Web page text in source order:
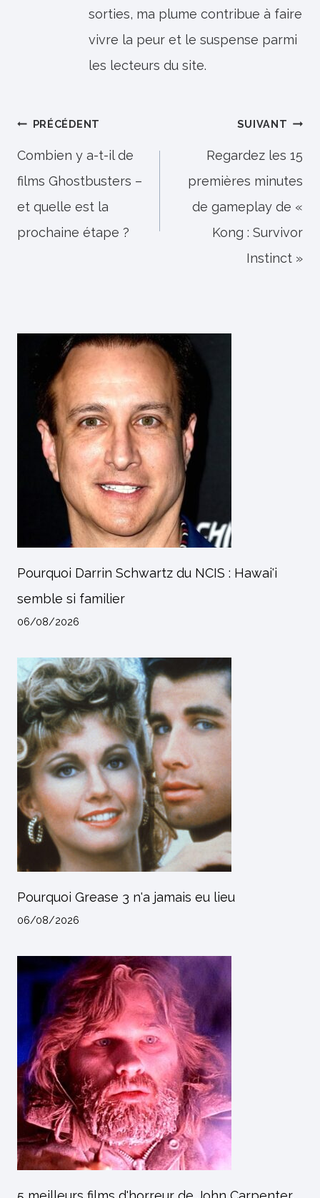
sorties, ma plume contribue à faire
vivre la peur et le suspense parmi
les lecteurs du site.
Navigation
de
l’article
PRÉCÉDENT
Combien y a-t-il de
films Ghostbusters –
et quelle est la
prochaine étape ?
SUIVANT
Regardez les 15
premières minutes
de gameplay de «
Kong : Survivor
Instinct »
Pourquoi Darrin Schwartz du NCIS : Hawai'i
semble si familier
06/08/2026
Pourquoi Grease 3 n'a jamais eu lieu
06/08/2026